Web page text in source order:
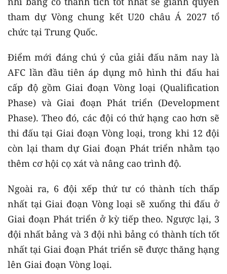
tham dự Vòng chung kết U20 châu Á 2027 tổ
chức tại Trung Quốc.
Điểm mới đáng chú ý của giải đấu năm nay là
AFC lần đầu tiên áp dụng mô hình thi đấu hai
cấp độ gồm Giai đoạn Vòng loại (Qualification
Phase) và Giai đoạn Phát triển (Development
Phase). Theo đó, các đội có thứ hạng cao hơn sẽ
thi đấu tại Giai đoạn Vòng loại, trong khi 12 đội
còn lại tham dự Giai đoạn Phát triển nhằm tạo
thêm cơ hội cọ xát và nâng cao trình độ.
Ngoài ra, 6 đội xếp thứ tư có thành tích thấp
nhất tại Giai đoạn Vòng loại sẽ xuống thi đấu ở
Giai đoạn Phát triển ở kỳ tiếp theo. Ngược lại, 3
đội nhất bảng và 3 đội nhì bảng có thành tích tốt
nhất tại Giai đoạn Phát triển sẽ được thăng hạng
lên Giai đoạn Vòng loại.